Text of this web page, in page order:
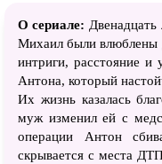
Турецкий сериал
Экранизация
О сериале: Двенадцать
Михаил были влюблены
интриги, расстояние
Антона, который
Их жизнь казалась
муж изменил ей с
операции Антон
скрывается с места